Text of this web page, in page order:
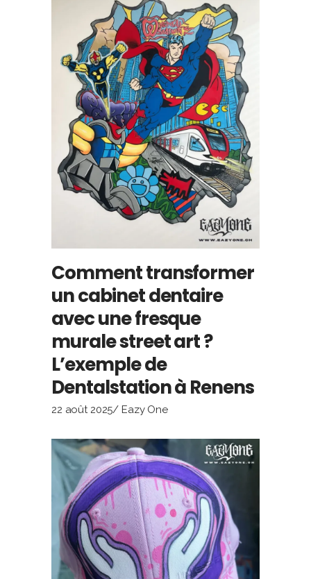
Comment transformer
un cabinet dentaire
avec une fresque
murale street art ?
L’exemple de
Dentalstation à Renens
22 août 2025 Eazy One